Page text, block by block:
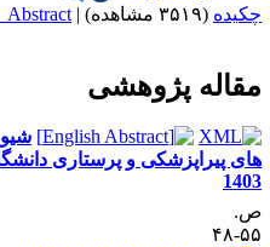
(۳۵۱۹ مشاهده) |
Abstract |
پژوهشی
شیوع
پیراپزشکی و پرستاری
۴۸